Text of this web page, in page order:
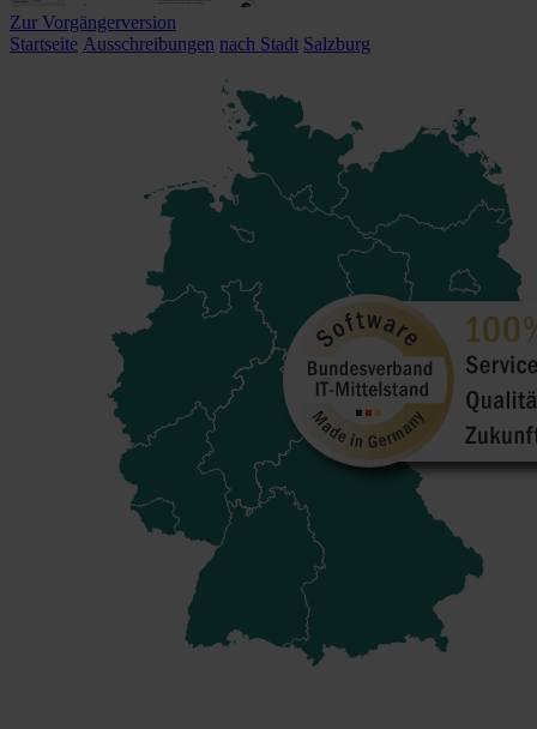
Zur Vorgängerversion
Startseite Ausschreibungen nach Stadt Salzburg